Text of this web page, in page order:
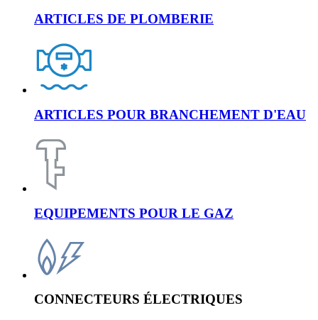
ARTICLES DE PLOMBERIE
ARTICLES POUR BRANCHEMENT D'EAU
EQUIPEMENTS POUR LE GAZ
CONNECTEURS ÉLECTRIQUES